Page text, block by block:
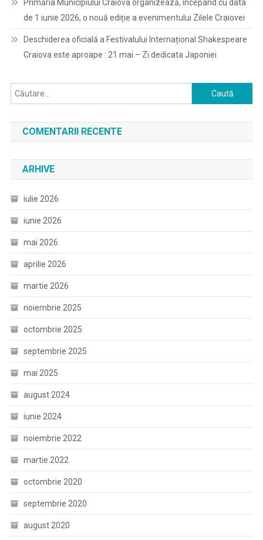
Primăria Municipiului Craiova organizează, începând cu data
de 1 iunie 2026, o nouă ediție a evenimentului Zilele Craiovei
Deschiderea oficială a Festivalului Internațional Shakespeare
Craiova este aproape : 21 mai – Zi dedicata Japoniei
Caută
după:
COMENTARII RECENTE
ARHIVE
iulie 2026
iunie 2026
mai 2026
aprilie 2026
martie 2026
noiembrie 2025
octombrie 2025
septembrie 2025
mai 2025
august 2024
iunie 2024
noiembrie 2022
martie 2022
octombrie 2020
septembrie 2020
august 2020